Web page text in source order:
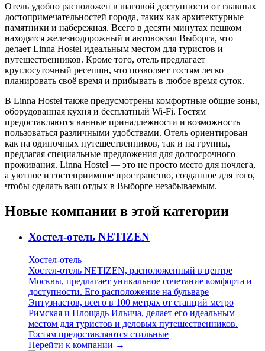
Отель удобно расположен в шаговой доступности от главных
достопримечательностей города, таких как архитектурные
памятники и набережная. Всего в десяти минутах пешком
находятся железнодорожный и автовокзал Выборга, что
делает Linna Hostel идеальным местом для туристов и
путешественников. Кроме того, отель предлагает
круглосуточный ресепшн, что позволяет гостям легко
планировать своё время и прибывать в любое время суток.
В Linna Hostel также предусмотрены комфортные общие зоны,
оборудованная кухня и бесплатный Wi-Fi. Гостям
предоставляются ванные принадлежности и возможность
пользоваться различными удобствами. Отель ориентирован
как на одиночных путешественников, так и на группы,
предлагая специальные предложения для долгосрочного
проживания. Linna Hostel — это не просто место для ночлега,
а уютное и гостеприимное пространство, созданное для того,
чтобы сделать ваш отдых в Выборге незабываемым.
Новые компании в этой категории
Хостел-отель NETIZEN
Хостел-отель
Хостел-отель NETIZEN, расположенный в центре
Москвы, предлагает уникальное сочетание комфорта и
доступности. Его расположение на бульваре
Энтузиастов, всего в 100 метрах от станций метро
Римская и Площадь Ильича, делает его идеальным
местом для туристов и деловых путешественников.
Гостям предоставляются стильные
Перейти к компании →